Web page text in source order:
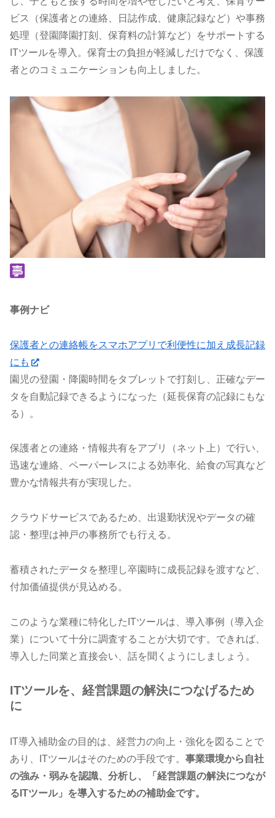
ビス（保護者との連絡、日誌作成、健康記録など）や事務
処理（登園降園打刻、保育料の計算など）をサポートする
ITツールを導入。保育士の負担が軽減しだけでなく、保護
者とのコミュニケーションも向上しました。
事例ナビ
保護者との連絡帳をスマホアプリで利便性に加え成長記録
にも
園児の登園・降園時間をタブレットで打刻し、正確なデー
タを自動記録できるようになった（延長保育の記録にもな
る）。
保護者との連絡・情報共有をアプリ（ネット上）で行い、
迅速な連絡、ペーパーレスによる効率化、給食の写真など
豊かな情報共有が実現した。
クラウドサービスであるため、出退勤状況やデータの確
認・整理は神戸の事務所でも行える。
蓄積されたデータを整理し卒園時に成長記録を渡すなど、
付加価値提供が見込める。
このような業種に特化したITツールは、導入事例（導入企
業）について十分に調査することが大切です。できれば、
導入した同業と直接会い、話を聞くようにしましょう。
ITツールを、経営課題の解決につなげるため
に
IT導入補助金の目的は、経営力の向上・強化を図ることで
あり、ITツールはそのための手段です。 事業環境から自社
の強み・弱みを認識、分析し、「経営課題の解決につなが
るITツール」を導入するための補助金です。